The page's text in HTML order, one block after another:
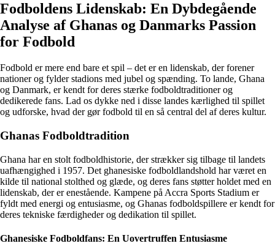
Fodboldens Lidenskab: En Dybdegående
Analyse af Ghanas og Danmarks Passion
for Fodbold
Fodbold er mere end bare et spil – det er en lidenskab, der forener
nationer og fylder stadions med jubel og spænding. To lande, Ghana
og Danmark, er kendt for deres stærke fodboldtraditioner og
dedikerede fans. Lad os dykke ned i disse landes kærlighed til spillet
og udforske, hvad der gør fodbold til en så central del af deres kultur.
Ghanas Fodboldtradition
Ghana har en stolt fodboldhistorie, der strækker sig tilbage til landets
uafhængighed i 1957. Det ghanesiske fodboldlandshold har været en
kilde til national stolthed og glæde, og deres fans støtter holdet med en
lidenskab, der er enestående. Kampene på Accra Sports Stadium er
fyldt med energi og entusiasme, og Ghanas fodboldspillere er kendt for
deres tekniske færdigheder og dedikation til spillet.
Ghanesiske Fodboldfans: En Uovertruffen Entusiasme